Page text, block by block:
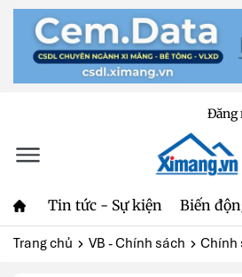
Đăng
Tin tức - Sự kiện Biến
Trang chủ VB - Chính sách Chính